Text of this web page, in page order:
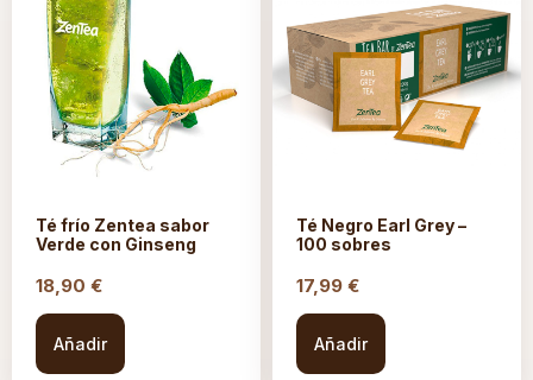
Té frío Zentea sabor
Verde con Ginseng
18,90 €
Añadir
Té Negro Earl Grey –
100 sobres
17,99 €
Añadir